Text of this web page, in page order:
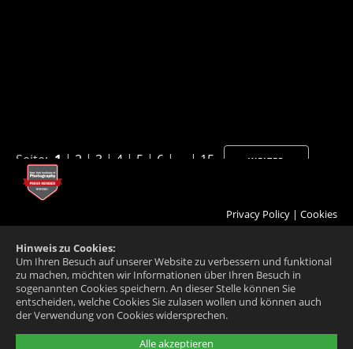
Alle akzeptieren
Hinweis zu Cookies:
Um Ihren Besuch auf unserer Website zu verbessern und funktional
zu machen, möchten wir Informationen über Ihren Besuch in
sogenannten Cookies speichern. An dieser Stelle können Sie
entscheiden, welche Cookies Sie zulasen wollen und können auch
der Verwendung von Cookies widersprechen.
Seite:1 | 2 | 3 | 4 | 5 | 6 | ... | 15 WEITER
Privacy Policy | Cookies